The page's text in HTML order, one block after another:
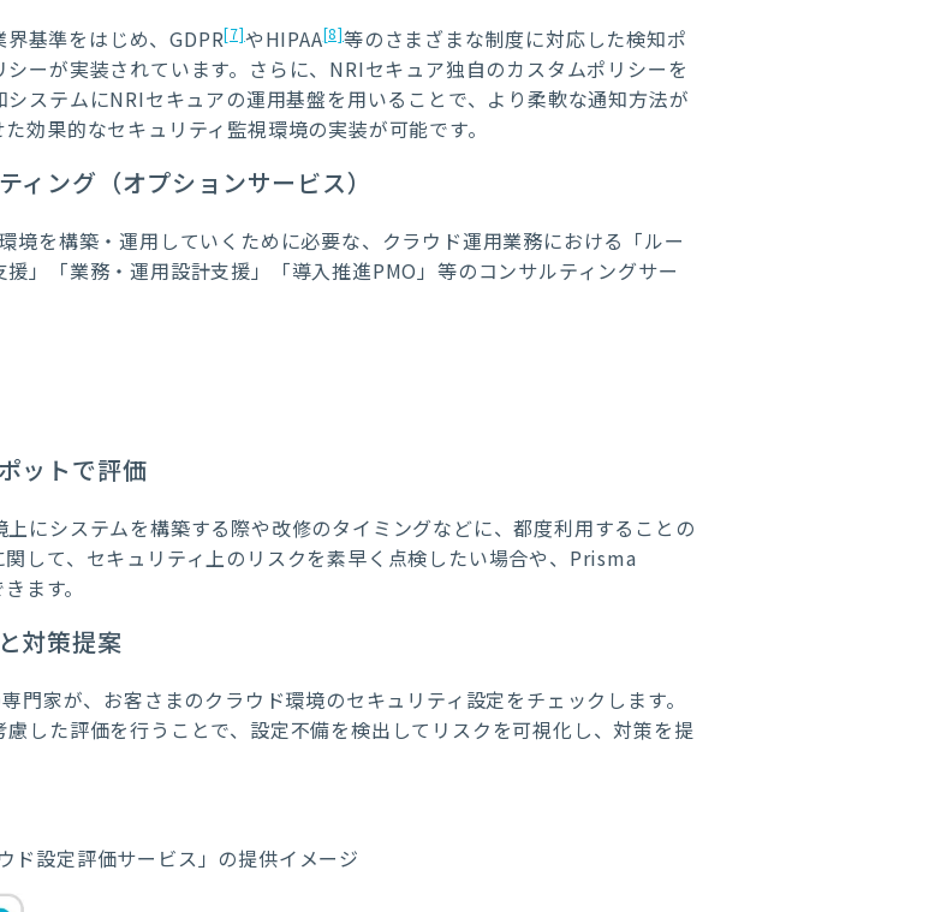
基準をはじめ、GDPR[7]やHIPAA[8]等のさまざまな制度に対応した検知ポ
ーが実装されています。さらに、NRIセキュア独自のカスタムポリシーを
ステムにNRIセキュアの運用基盤を用いることで、より柔軟な通知方法が
効果的なセキュリティ監視環境の実装が可能です。
ング（オプションサービス）
を構築・運用していくために必要な、クラウド運用業務における「ルー
」「業務・運用設計支援」「導入推進PMO」等のコンサルティングサー
ットで評価
にシステムを構築する際や改修のタイミングなどに、都度利用することの
して、セキュリティ上のリスクを素早く点検したい場合や、Prisma
ます。
対策提案
門家が、お客さまのクラウド環境のセキュリティ設定をチェックします。
した評価を行うことで、設定不備を検出してリスクを可視化し、対策を提
ド設定評価サービス」の提供イメージ